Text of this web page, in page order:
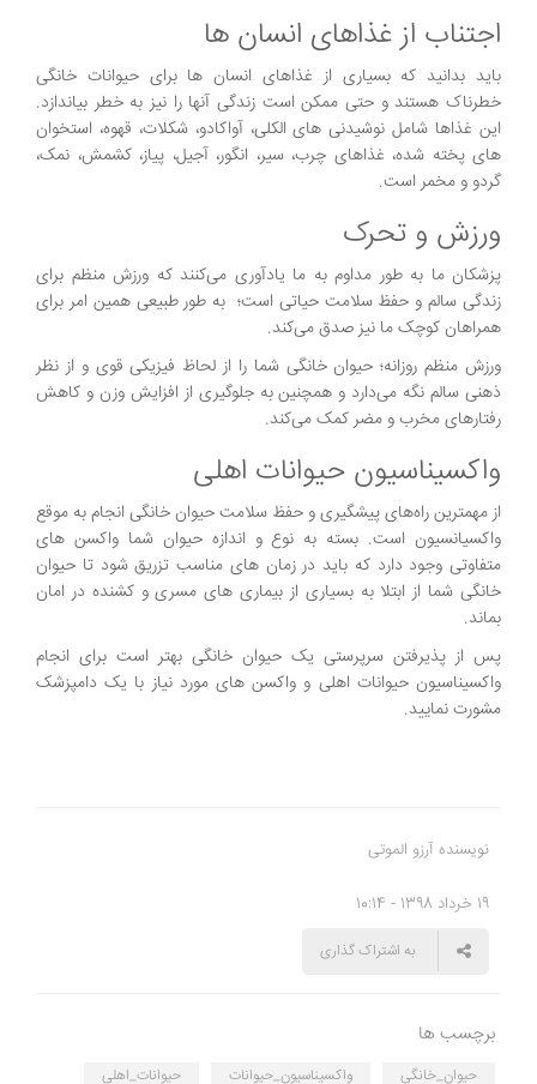
اجتناب از غذاهای انسان ها
باید بدانید که بسیاری از غذاهای انسان ها برای حیوانات خانگی
خطرناک هستند و حتی ممکن است زندگی آنها را نیز به خطر بیاندازد.
این غذاها شامل نوشیدنی های الکلی، آواکادو، شکلات، قهوه، استخوان
های پخته شده، غذاهای چرب، سیر، انگور، آجیل، پیاز، کشمش، نمک،
گردو و مخمر است.
ورزش و تحرک
پزشکان ما به طور مداوم به ما یادآوری می‌کنند که ورزش منظم برای
زندگی سالم و حفظ سلامت حیاتی است؛ به طور طبیعی همین امر برای
همراهان کوچک ما نیز صدق می‌کند.
ورزش منظم روزانه؛ حیوان خانگی شما را از لحاظ فیزیکی قوی و از نظر
ذهنی سالم نگه می‌دارد و همچنین به جلوگیری از افزایش وزن و کاهش
رفتارهای مخرب و مضر کمک می‌کند.
واکسیناسیون حیوانات اهلی
از مهمترین راه‌های پیشگیری و حفظ سلامت حیوان خانگی انجام به موقع
واکسیانسیون است. بسته به نوع و اندازه حیوان شما واکسن های
متفاوتی وجود دارد که باید در زمان‌ های مناسب تزریق شود تا حیوان
خانگی شما از ابتلا به بسیاری از بیماری های مسری و کشنده در امان
بماند.
پس از پذیرفتن سرپرستی یک حیوان خانگی بهتر است برای انجام
واکسیناسیون حیوانات اهلی و واکسن های مورد نیاز با یک دامپزشک
مشورت نمایید.
نویسنده آرزو الموتی
19 خرداد 1398 - 10:14
به اشتراک گذاری
برچسب ها
حیوان_خانگی واکسیناسیون_حیوانات حیوانات_اهلی